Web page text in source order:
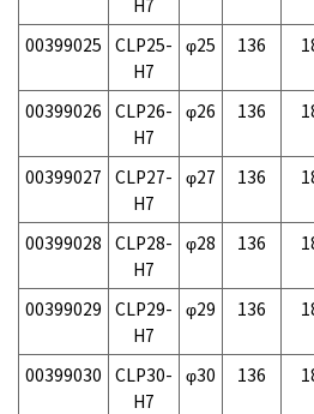
00399025 CLP25-
H7
φ25 136
00399026 CLP26-
H7
φ26 136
00399027 CLP27-
H7
φ27 136
00399028 CLP28-
H7
φ28 136
00399029 CLP29-
H7
φ29 136
00399030 CLP30-
H7
φ30 136